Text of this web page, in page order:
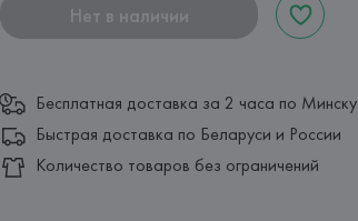
Нет в наличии
Бесплатная доставка за 2 часа по Минску
Быстрая доставка по Беларуси и России
Количество товаров без ограничений